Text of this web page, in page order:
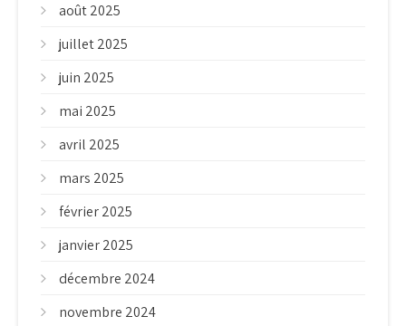
août 2025
juillet 2025
juin 2025
mai 2025
avril 2025
mars 2025
février 2025
janvier 2025
décembre 2024
novembre 2024